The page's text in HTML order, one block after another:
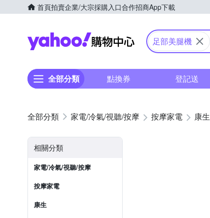
首頁拍賣企業/大宗採購入口合作招商App下載
Yahoo購物中心
足部美腿機
全部分類 點換券 登記送
家電/冷氣/視聽/按摩 按摩家電 康生
相關分類
家電/冷氣/視聽/按摩
按摩家電
康生